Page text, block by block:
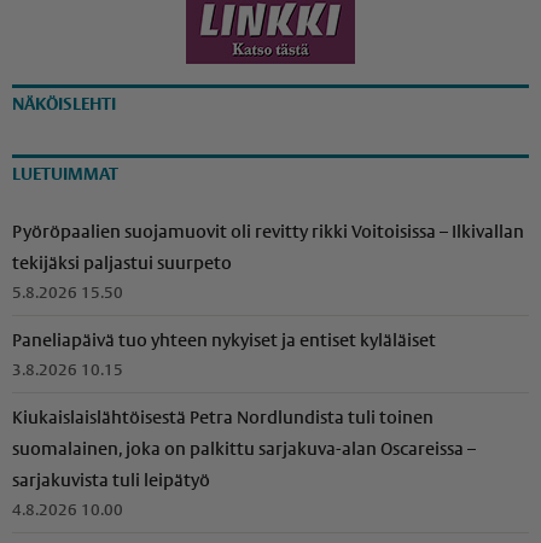
NÄKÖISLEHTI
LUETUIMMAT
Pyöröpaalien suojamuovit oli revitty rikki Voitoisissa – Ilkivallan
tekijäksi paljastui suurpeto
5.8.2026 15.50
Paneliapäivä tuo yhteen nykyiset ja entiset kyläläiset
3.8.2026 10.15
Kiukais­lais­läh­töi­sestä Petra Nordlundista tuli toinen
suomalainen, joka on palkittu sarjakuva-alan Oscareissa –
sarjakuvista tuli leipätyö
4.8.2026 10.00